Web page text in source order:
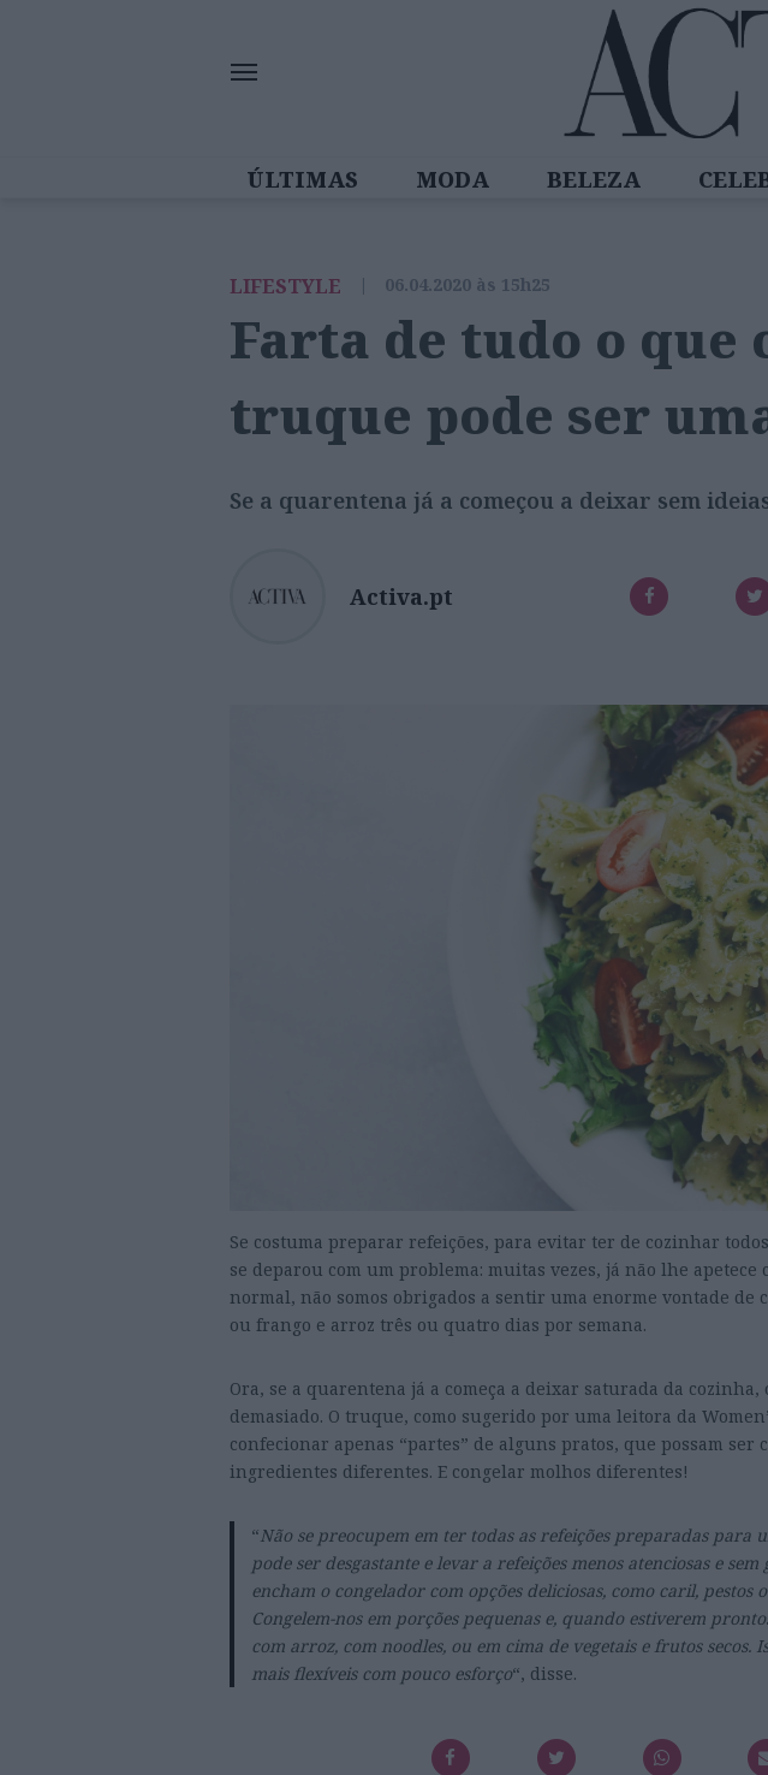
ÚLTIMAS MODA BELEZA
LIFESTYLE | 06.04.2020 às 15h25
Farta de tudo o que
truque pode ser
Se a quarentena já a começou a deixar sem
Activa.pt
Se costuma preparar refeições, para evitar ter de cozinhar
se deparou com um problema: muitas vezes, já não lhe apetece
normal, não somos obrigados a sentir uma enorme vontade de
ou frango e arroz três ou quatro dias por semana.
Ora, se a quarentena já a começa a deixar saturada da
demasiado. O truque, como sugerido por uma leitora da
confecionar apenas “partes” de alguns pratos, que possam ser
ingredientes diferentes. E congelar molhos diferentes!
“Não se preocupem em ter todas as refeições preparadas para
pode ser desgastante e levar a refeições menos atenciosas e sem
encham o congelador com opções deliciosas, como caril, pestos
Congelem-nos em porções pequenas e, quando estiverem
com arroz, com noodles, ou em cima de vegetais e frutos
mais flexíveis com pouco esforço“, disse.